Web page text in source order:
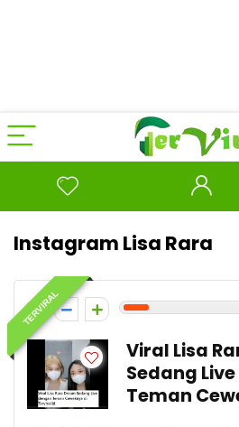
Instagram Lisa Rara
TERVIRAL
1
Viral Lisa
Sedang
Teman